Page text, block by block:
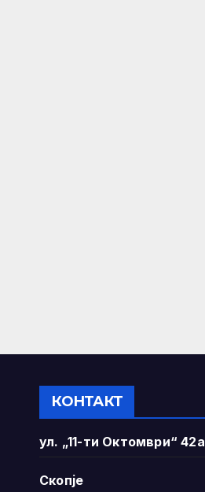
КОНТАКТ
ул. „11-ти Октомври“ 42а
Скопје